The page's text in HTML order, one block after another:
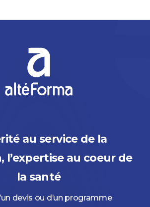
au service de la
l’expertise au coeur de
la santé
devis ou d’un programme